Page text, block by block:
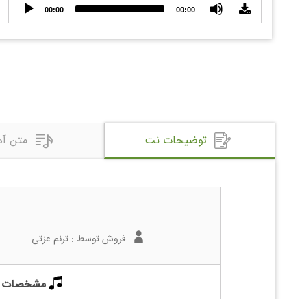
Audio
Player
00:00 00:00
توضیحات نت متن
فروش توسط :ترنم عزتی